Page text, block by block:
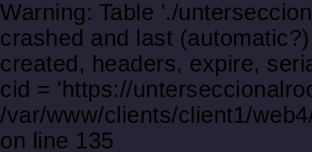
Warning: Table './
crashed and last
created, headers, expire,
cid = 'https://
/var/www/clients/client1/
on line 135